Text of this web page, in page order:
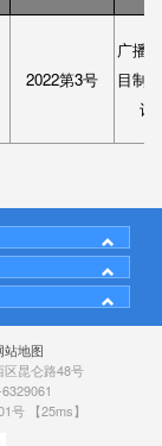
2022第3号
广播
目制
许
站地图
昆仑路48号
号【25ms】